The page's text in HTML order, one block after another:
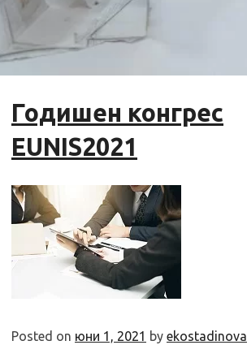
Годишен конгрес
EUNIS2021
Posted on юни 1, 2021 by ekostadinova